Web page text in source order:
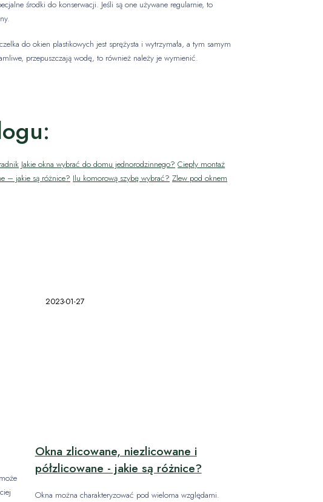
środki do konserwacji. Jeśli są one używane regularnie, to
do okien plastikowych jest sprężysta i wytrzymała, a tym samym
przepuszczają wodę, to również należy je wymienić.
Jakie okna wybrać do domu jednorodzinnego? Ciepły montaż
– jakie są różnice? Ilu komorową szybę wybrać? Zlew pod oknem
Okna zlicowane, niezlicowane i
półzlicowane - jakie są różnice?
2023-01-27
Okna można charakteryzować pod wieloma względami.